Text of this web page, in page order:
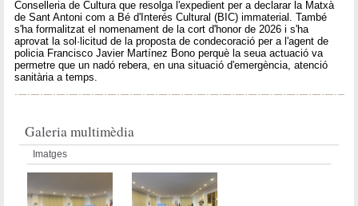
Conselleria de Cultura que resolga l'expedient per a declarar la Matxà
de Sant Antoni com a Bé d'Interés Cultural (BIC) immaterial. També
s'ha formalitzat el nomenament de la cort d'honor de 2026 i s'ha
aprovat la sol·licitud de la proposta de condecoració per a l'agent de
policia Francisco Javier Martínez Bono perquè la seua actuació va
permetre que un nadó rebera, en una situació d'emergència, atenció
sanitària a temps.
Galeria multimèdia
Imatges